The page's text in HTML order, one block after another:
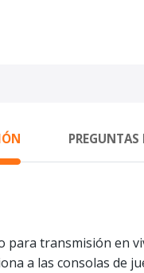
PREGUNTAS
para transmisión en
a las consolas de